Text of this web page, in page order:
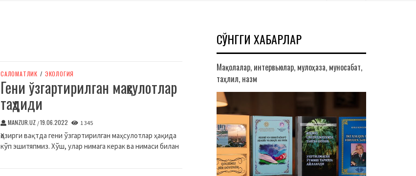
CАЛОМАТЛИК / ЭКОЛОГИЯ
Гени ўзгартирилган маҳсулотлар
таҳдиди
MANZUR.UZ /19.06.2022 1 345
Ҳозирги вақтда гени ўзгартирилган маҳсулотлар ҳақида
кўп эшитяпмиз. Хўш, улар нимага керак ва нимаси билан
СЎНГГИ ХАБАРЛАР
Мақолалар, интервьюлар, мулоҳаза, муносабат,
таҳлил, назм